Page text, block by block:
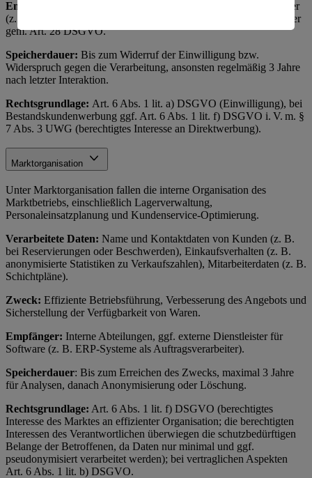
Empfänger:
Interne Marketingabteilung, ggf. externe Dienstleister
(z. B. Versanddienstleister, Werbeagenturen) als Auftragsverarbeiter
gem. Art. 28 DSGVO.
Speicherdauer: Bis zum Widerruf der Einwilligung bzw.
Widerspruch gegen die Verarbeitung, ansonsten regelmäßig 3 Jahre
nach letzter Interaktion.
Rechtsgrundlage: Art. 6 Abs. 1 lit. a) DSGVO (Einwilligung), bei
Bestandskundenwerbung ggf. Art. 6 Abs. 1 lit. f) DSGVO i. V. m. §
7 Abs. 3 UWG (berechtigtes Interesse an Direktwerbung).
Marktorganisation
Unter Marktorganisation fallen die interne Organisation des
Marktbetriebs, einschließlich Lagerverwaltung,
Personaleinsatzplanung und Kundenservice-Optimierung.
Verarbeitete Daten: Name und Kontaktdaten von Kunden (z. B.
bei Reservierungen oder Beschwerden), Einkaufsverhalten (z. B.
anonymisierte Statistiken zu Verkaufszahlen), Mitarbeiterdaten (z. B.
Schichtpläne).
Zweck: Effiziente Betriebsführung, Verbesserung des Angebots und
Sicherstellung der Verfügbarkeit von Waren.
Empfänger: Interne Abteilungen, ggf. externe Dienstleister für
Software (z. B. ERP-Systeme als Auftragsverarbeiter).
Speicherdauer: Bis zum Erreichen des Zwecks, maximal 3 Jahre
für Analysen, danach Anonymisierung oder Löschung.
Rechtsgrundlage: Art. 6 Abs. 1 lit. f) DSGVO (berechtigtes
Interesse des Marktes an effizienter Organisation; die berechtigten
Interessen des Verantwortlichen überwiegen die schutzbedürftigen
Belange der Betroffenen, da Daten nur minimal und ggf.
pseudonymisiert verarbeitet werden); bei vertraglichen Aspekten
Art. 6 Abs. 1 lit. b) DSGVO.
Informationen zum Herausgeber der Seite findest du